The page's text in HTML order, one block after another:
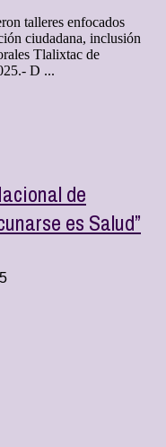
talleres enfocados
ciudadana, inclusión
Tlalixtac de
D ...
de
es Salud”